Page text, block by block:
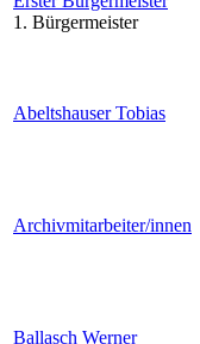
1. Bürgermeister
Abeltshauser Tobias
Archivmitarbeiter/innen
Ballasch Werner